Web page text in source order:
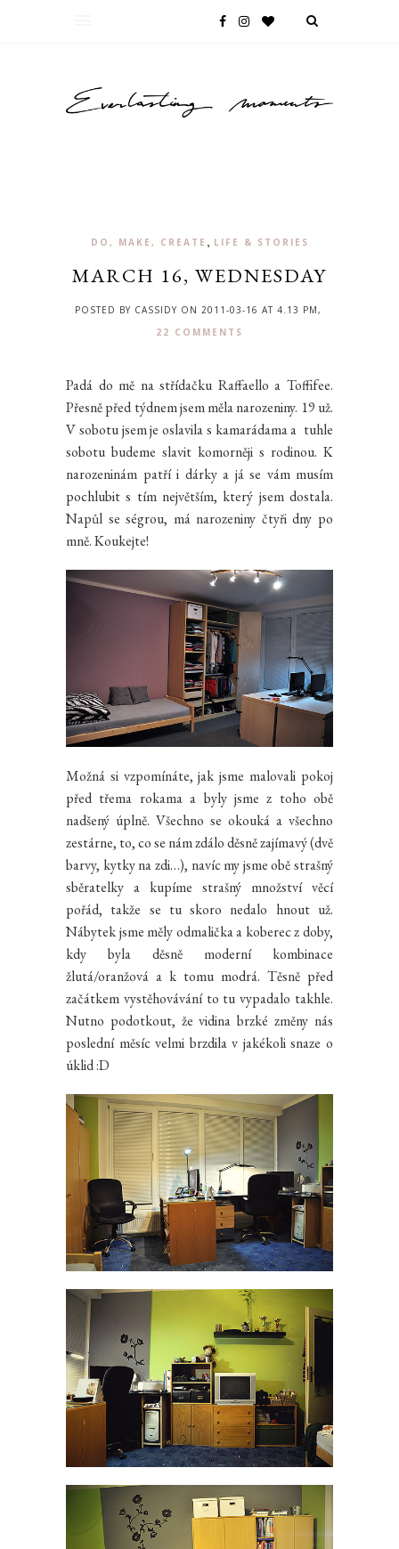
DO, MAKE, CREATE , LIFE & STORIES
MARCH 16, WEDNESDAY
POSTED BY CASSIDY ON 2011-03-16 AT 4.13 PM,
22 COMMENTS
Padá do mě na střídačku Raffaello a Toffifee.
Přesně před týdnem jsem měla narozeniny. 19 už.
V sobotu jsem je oslavila s kamarádama a tuhle
sobotu budeme slavit komorněji s rodinou. K
narozeninám patří i dárky a já se vám musím
pochlubit s tím největším, který jsem dostala.
Napůl se ségrou, má narozeniny čtyři dny po
mně. Koukejte!
Možná si vzpomínáte, jak jsme malovali pokoj
před třema rokama a byly jsme z toho obě
nadšený úplně. Všechno se okouká a všechno
zestárne, to, co se nám zdálo děsně zajímavý (dvě
barvy, kytky na zdi…), navíc my jsme obě strašný
sběratelky a kupíme strašný množství věcí
pořád, takže se tu skoro nedalo hnout už.
Nábytek jsme měly odmalička a koberec z doby,
kdy byla děsně moderní kombinace
žlutá/oranžová a k tomu modrá. Těsně před
začátkem vystěhovávání to tu vypadalo takhle.
Nutno podotkout, že vidina brzké změny nás
poslední měsíc velmi brzdila v jakékoli snaze o
úklid :D